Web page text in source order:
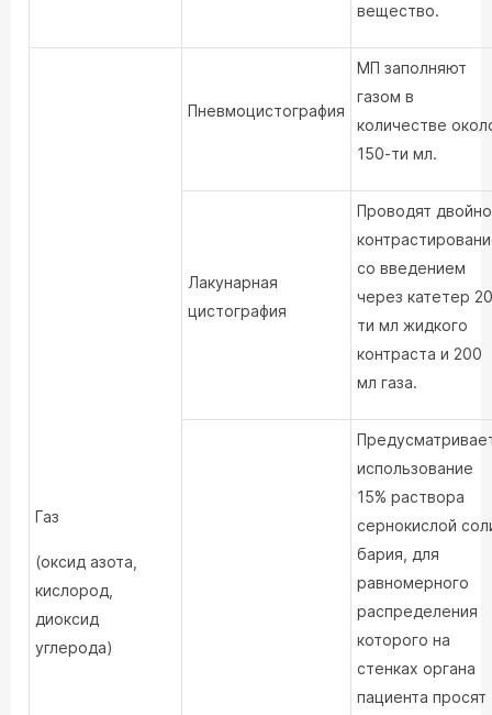
вещество.
Газ
(оксид азота,
кислород,
диоксид
углерода)
Пневмоцистография
МП заполняют
газом в
количестве
150-ти мл.
Лакунарная
цистография
Проводят
со введением
через катетер
ти мл жидкого
контраста и 200
мл газа.
использование
15% раствора
сернокислой
бария, для
равномерного
распределения
которого на
стенках органа
пациента просят